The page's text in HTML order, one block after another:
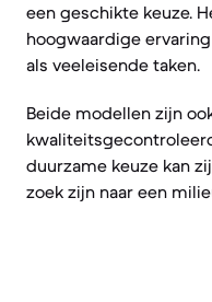
een geschikte keuze.
hoogwaardige
als veeleisende taken.
Beide modellen zijn
duurzame keuze kan
zoek zijn naar een